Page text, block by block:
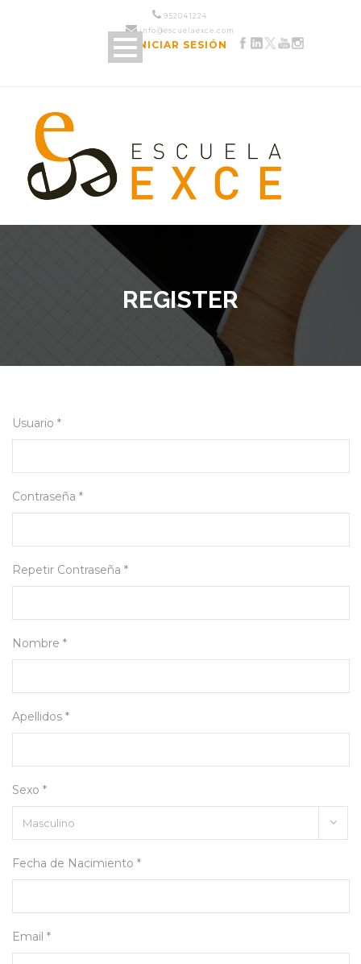
952 04 12 24
info@escuelaexce.com
INICIAR SESIÓN
REGISTER
Usuario *
Contraseña *
Repetir Contraseña *
Nombre *
Apellidos *
Sexo *
Fecha de Nacimiento *
Email *